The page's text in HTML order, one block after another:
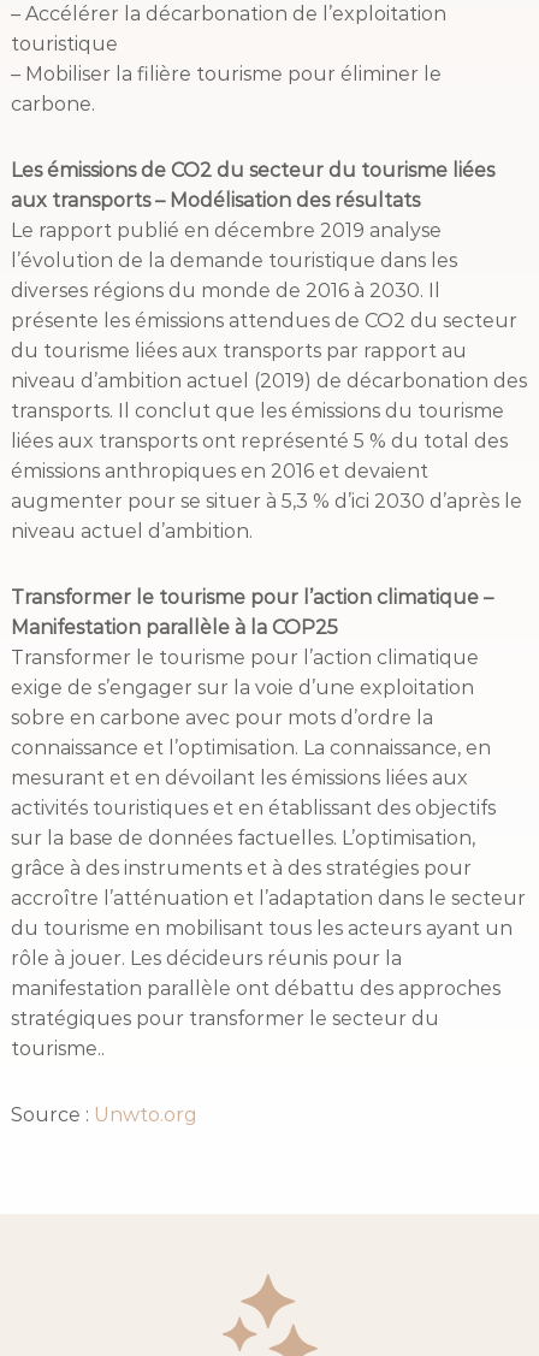
– Accélérer la décarbonation de l’exploitation
touristique
– Mobiliser la filière tourisme pour éliminer le
carbone.
Les émissions de CO2 du secteur du tourisme liées
aux transports – Modélisation des résultats
Le rapport publié en décembre 2019 analyse
l’évolution de la demande touristique dans les
diverses régions du monde de 2016 à 2030. Il
présente les émissions attendues de CO2 du secteur
du tourisme liées aux transports par rapport au
niveau d’ambition actuel (2019) de décarbonation des
transports. Il conclut que les émissions du tourisme
liées aux transports ont représenté 5 % du total des
émissions anthropiques en 2016 et devaient
augmenter pour se situer à 5,3 % d’ici 2030 d’après le
niveau actuel d’ambition.
Transformer le tourisme pour l’action climatique –
Manifestation parallèle à la COP25
Transformer le tourisme pour l’action climatique
exige de s’engager sur la voie d’une exploitation
sobre en carbone avec pour mots d’ordre la
connaissance et l’optimisation. La connaissance, en
mesurant et en dévoilant les émissions liées aux
activités touristiques et en établissant des objectifs
sur la base de données factuelles. L’optimisation,
grâce à des instruments et à des stratégies pour
accroître l’atténuation et l’adaptation dans le secteur
du tourisme en mobilisant tous les acteurs ayant un
rôle à jouer. Les décideurs réunis pour la
manifestation parallèle ont débattu des approches
stratégiques pour transformer le secteur du
tourisme..
Source : Unwto.org